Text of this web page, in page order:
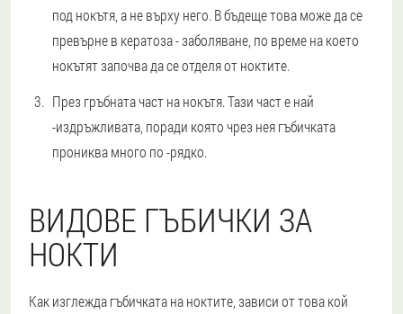
под нокътя, а не върху него. В бъдеще това може да се
превърне в кератоза - заболяване, по време на което
нокътят започва да се отделя от ноктите.
През гръбната част на нокътя.Тази част е най
-издръжливата, поради която чрез нея гъбичката
прониква много по -рядко.
ВИДОВЕ ГЪБИЧКИ ЗА
НОКТИ
Как изглежда гъбичката на ноктите, зависи от това кой